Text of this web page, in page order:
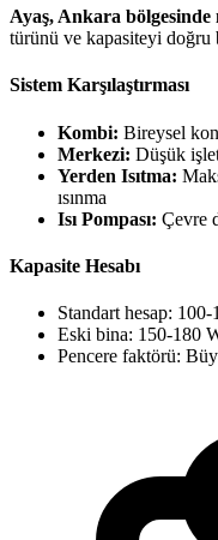
Ayaş, Ankara bölgesinde
türünü ve kapasiteyi doğru
Sistem Karşılaştırması
Kombi: Bireysel
Merkezi: Düşük
Yerden Isıtma:
ısınma
Isı Pompası: Çevre
Kapasite Hesabı
Standart hesap:
Eski bina: 150-180
Pencere faktörü: